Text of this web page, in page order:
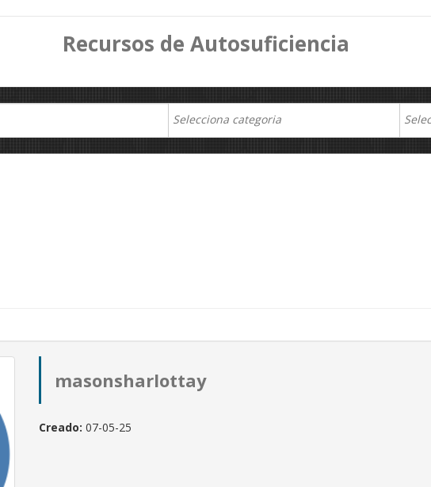
Recursos de Autosuficiencia
masonsharlottay
Creado: 07-05-25